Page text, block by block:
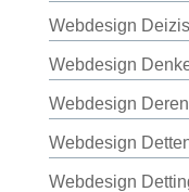
Webdesign
Webdesign
Webdesign
Webdesign
Webdesign